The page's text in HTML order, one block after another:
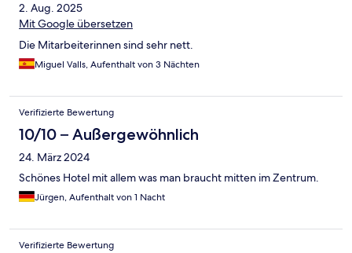
2. Aug. 2025
Mit Google übersetzen
Die Mitarbeiterinnen sind sehr nett.
Miguel Valls, Aufenthalt von 3 Nächten
Verifizierte Bewertung
10/10 – Außergewöhnlich
24. März 2024
Schönes Hotel mit allem was man braucht mitten im Zentrum.
Jürgen, Aufenthalt von 1 Nacht
Verifizierte Bewertung